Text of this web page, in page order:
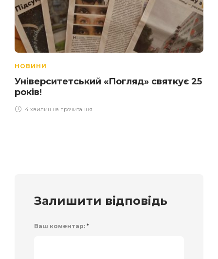
НОВИНИ
Університетський «Погляд» святкує 25
років!
4 хвилин на прочитання
Залишити відповідь
Ваш коментар: *